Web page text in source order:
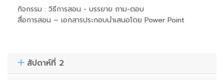
กิจกรรม : วิธีการสอน - บรรยาย ถาม-ตอบ
สื่อการสอน – เอกสารประกอบนำเสนอโดย Power Point
สัปดาห์ที่ 2